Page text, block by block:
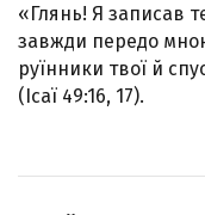
«Глянь! Я записав
завжди передо
руїнники твої й
(Ісаї 49:16, 17).